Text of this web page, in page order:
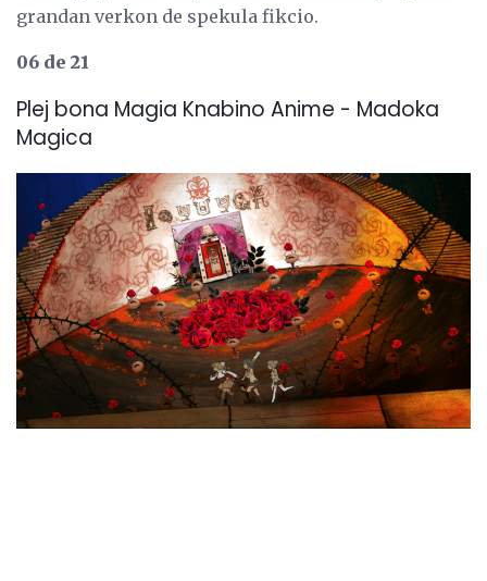
grandan verkon de spekula fikcio.
06 de 21
Plej bona Magia Knabino Anime - Madoka
Magica